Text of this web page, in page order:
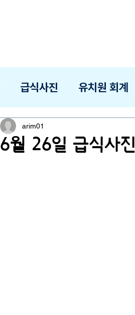
급식사진 유치원 회계
6월 26일 급식사진
arim01